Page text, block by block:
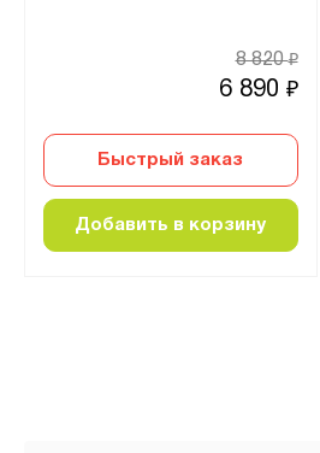
6 890 ₽
8 820₽
Быстрый заказ
Добавить в корзину